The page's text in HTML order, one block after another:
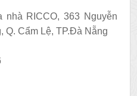
nhà RICCO, 363 Nguyễn
Q. Cẩm Lệ, TP.Đà Nẵng